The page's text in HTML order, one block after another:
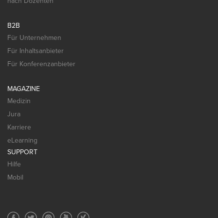
B2B
Für Unternehmen
Für Inhaltsanbieter
Für Konferenzanbieter
MAGAZINE
Medizin
Jura
Karriere
eLearning
SUPPORT
Hilfe
Mobil